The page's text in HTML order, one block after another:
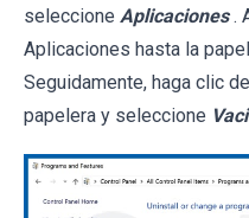
seleccione Aplicaciones .
Aplicaciones hasta la
Seguidamente, haga clic
papelera y seleccione